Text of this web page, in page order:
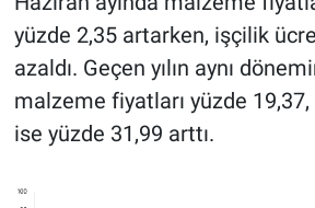
yüzde 2,35 artarken, işçilik
azaldı. Geçen yılın aynı
malzeme fiyatları yüzde
ise yüzde 31,99 arttı.